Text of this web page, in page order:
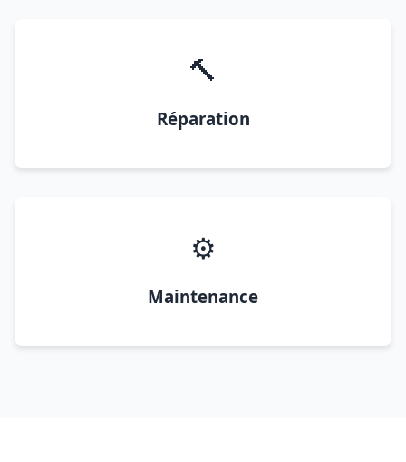
🔨
Réparation
⚙️
Maintenance